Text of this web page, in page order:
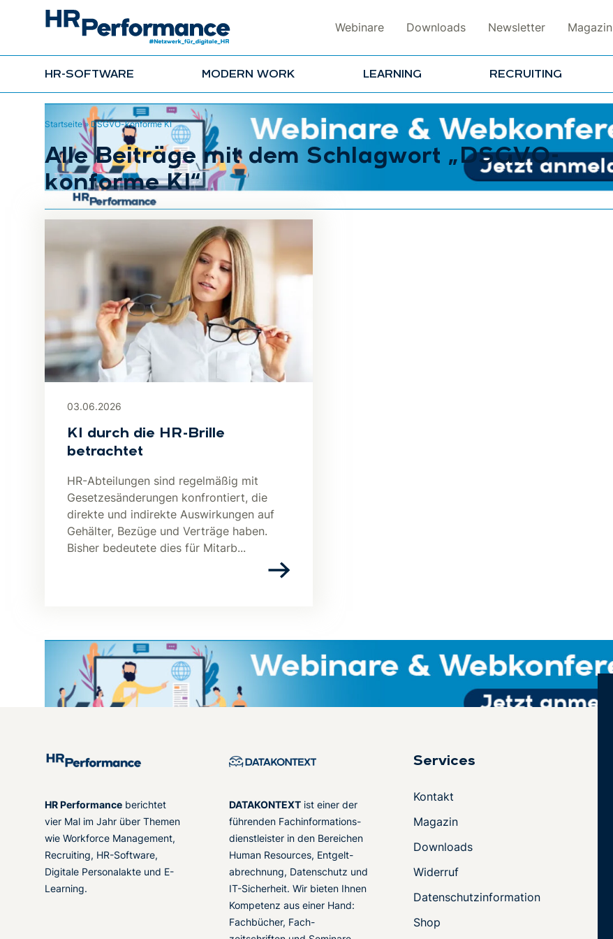
Webinare Downloads Newsletter Magazin
HR-SOFTWARE MODERN WORK LEARNING RECRUITING
Startseite»DSGVO-konforme KI
Alle Beiträge mit dem Schlagwort „DSGVO-
konforme KI“
03.06.2026
KI durch die HR-Brille
betrachtet
HR-Abteilungen sind regelmäßig mit
Gesetzesänderungen konfrontiert, die
direkte und indirekte Auswirkungen auf
Gehälter, Bezüge und Verträge haben.
Bisher bedeutete dies für Mitarb...
HR Performance berichtet
vier Mal im Jahr über Themen
wie Workforce Management,
Recruiting, HR-Software,
Digitale Personalakte und E-
Learning.
DATAKONTEXT ist einer der
führenden Fachinformations-
dienstleister in den Bereichen
Human Resources, Entgelt-
abrechnung, Datenschutz und
IT-Sicherheit. Wir bieten Ihnen
Kompetenz aus einer Hand:
Fachbücher, Fach-
Services
Kontakt
Magazin
Downloads
Widerruf
Datenschutzinformation
Shop